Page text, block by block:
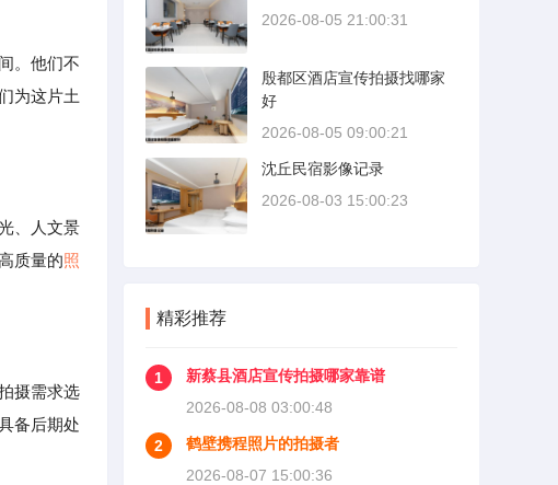
。他们不
为这片土
、人文景
质量的照
摄需求选
备后期处
2026-08-05 21:00:31
殷都区酒店宣传拍摄找哪家
好
2026-08-05 09:00:21
沈丘民宿影像记录
2026-08-03 15:00:23
精彩推荐
1
新蔡县酒店宣传拍摄哪家靠谱
2026-08-08 03:00:48
2
鹤壁携程照片的拍摄者
2026-08-07 15:00:36